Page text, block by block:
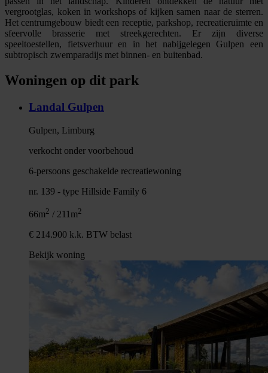
vergrootglas, koken in workshops of kijken samen naar de sterren.
Het centrumgebouw biedt een receptie, parkshop, recreatieruimte en
sfeervolle brasserie met streekgerechten. Er zijn diverse
speeltoestellen, fietsverhuur en in het nabijgelegen Gulpen een
subtropisch zwemparadijs met binnen- en buitenbad.
Woningen op dit park
Landal Gulpen
Gulpen, Limburg
verkocht onder voorbehoud
6-persoons geschakelde recreatiewoning
nr. 139 - type Hillside Family 6
66m2 / 211m2
€ 214.900 k.k. BTW belast
Bekijk woning